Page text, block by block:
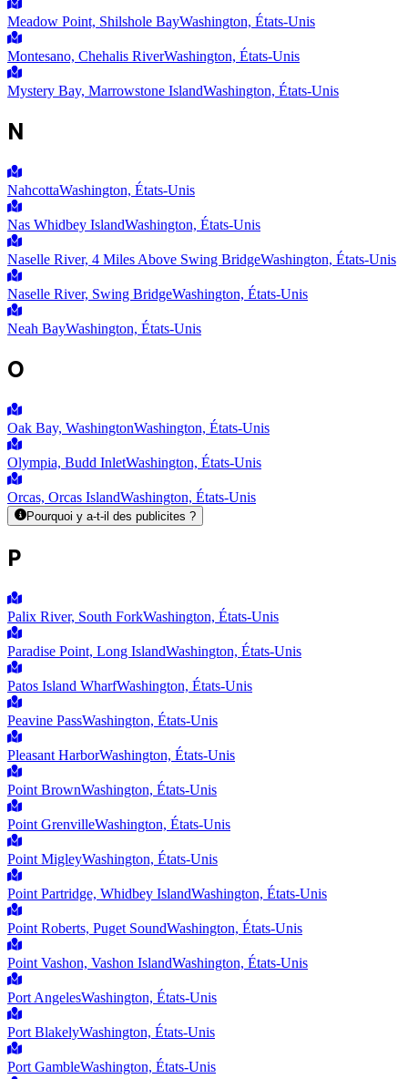
Meadow Point, Shilshole BayWashington, États-Unis
Montesano, Chehalis RiverWashington, États-Unis
Mystery Bay, Marrowstone IslandWashington, États-Unis
N
NahcottaWashington, États-Unis
Nas Whidbey IslandWashington, États-Unis
Naselle River, 4 Miles Above Swing BridgeWashington, États-Unis
Naselle River, Swing BridgeWashington, États-Unis
Neah BayWashington, États-Unis
O
Oak Bay, WashingtonWashington, États-Unis
Olympia, Budd InletWashington, États-Unis
Orcas, Orcas IslandWashington, États-Unis
Pourquoi y a-t-il des publicites ?
P
Palix River, South ForkWashington, États-Unis
Paradise Point, Long IslandWashington, États-Unis
Patos Island WharfWashington, États-Unis
Peavine PassWashington, États-Unis
Pleasant HarborWashington, États-Unis
Point BrownWashington, États-Unis
Point GrenvilleWashington, États-Unis
Point MigleyWashington, États-Unis
Point Partridge, Whidbey IslandWashington, États-Unis
Point Roberts, Puget SoundWashington, États-Unis
Point Vashon, Vashon IslandWashington, États-Unis
Port AngelesWashington, États-Unis
Port BlakelyWashington, États-Unis
Port GambleWashington, États-Unis